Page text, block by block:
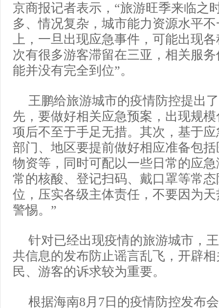
京商报记者表示，“旅游旺季来临之
多、情况复杂，城市能力资源水平
上，一旦出现应急事件，可能出现
次有很多游客滞留在三亚，相关服
能并没有完全到位”。
王鹏给旅游城市的疫情防控提出
先，要做好相关应急预案，出现规
项后不至于手足无措。其次，基于
部门、地区要提前做好相应准备包
物资等，同时可配以一些日常的应
常的核酸、登记扫码、戴口罩等常
位，压实各级主体责任，不要因为
警惕。”
针对已经出现疫情的旅游城市，
共信息的发布防止谣言乱飞，开辟
民、游客的诉求较为重要。
根据海南8月7日的疫情防控发布